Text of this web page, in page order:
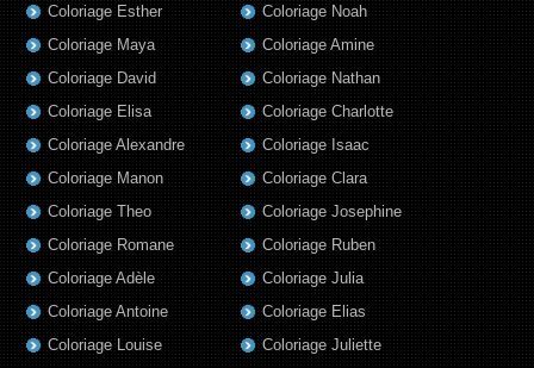
Coloriage Esther
Coloriage Maya
Coloriage David
Coloriage Elisa
Coloriage Alexandre
Coloriage Manon
Coloriage Theo
Coloriage Romane
Coloriage Adèle
Coloriage Antoine
Coloriage Louise
Coloriage Noah
Coloriage Amine
Coloriage Nathan
Coloriage Charlotte
Coloriage Isaac
Coloriage Clara
Coloriage Josephine
Coloriage Ruben
Coloriage Julia
Coloriage Elias
Coloriage Juliette